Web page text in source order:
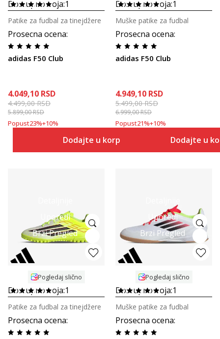
Dostupno boja:1
Prosecna ocena:
adidas F50 Club
Patike za fudbal za tinejdžere
4.049,10 RSD
4.499,00RSD
5.899,00RSD
Popust23%+10%
Dodajte u korpu
Dostupno boja:1
Prosecna ocena:
adidas F50 Club
Muške patike za fudbal
4.949,10 RSD
5.499,00RSD
6.999,00RSD
Popust21%+10%
Dodajte u
Uporedi
Brzi Pregled
Pogledaj slično
Dostupno boja:1
Prosecna ocena:
Patike za fudbal za tinejdžere
Uporedi
Brzi Pregled
Pogledaj slično
Dostupno boja:1
Prosecna ocena:
Muške patike za fudbal